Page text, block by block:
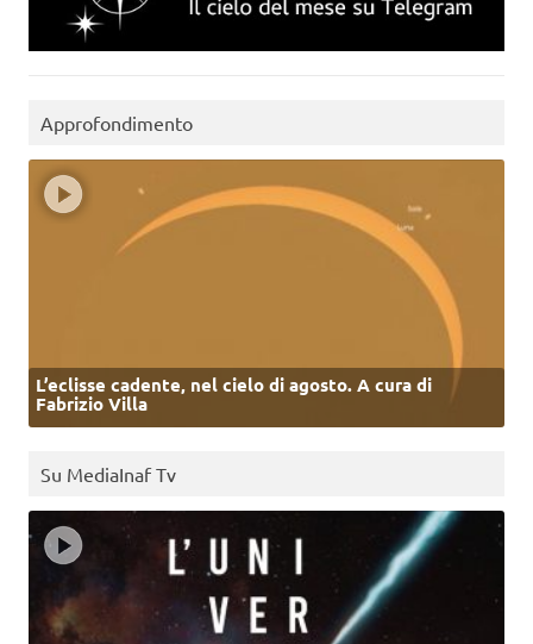
Approfondimento
L’eclisse cadente, nel cielo di agosto. A cura di
Fabrizio Villa
Su MediaInaf Tv